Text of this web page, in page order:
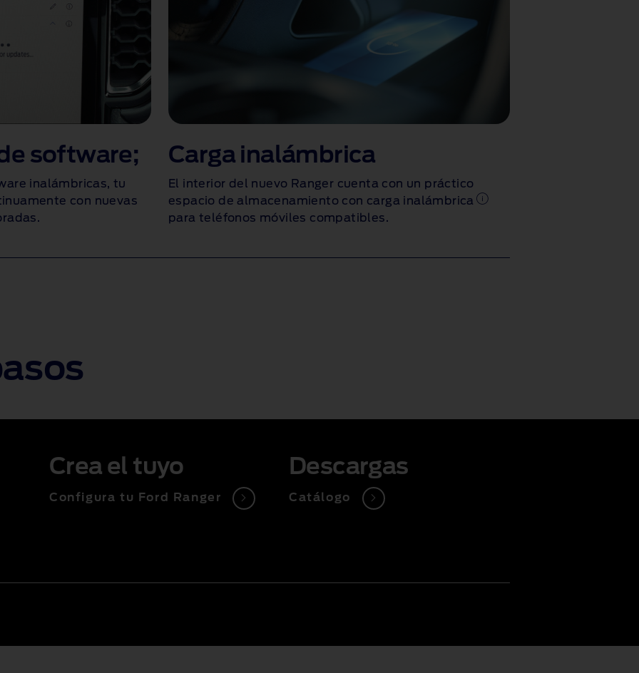
software;
inalámbricas, tu
con nuevas
Carga inalámbrica
El interior del nuevo Ranger cuenta con un práctico
espacio de almacenamiento con carga inalámbrica
para teléfonos móviles compatibles.
Crea el tuyo
Configura tu Ford Ranger
Descargas
Catálogo